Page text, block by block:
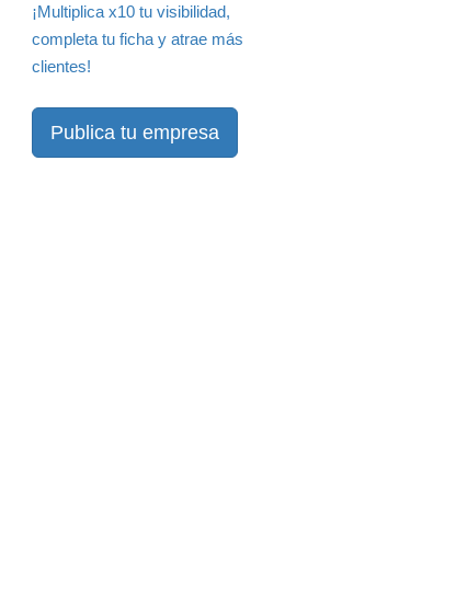
¡Multiplica x10 tu visibilidad,
completa tu ficha y atrae más
clientes!
Publica tu empresa